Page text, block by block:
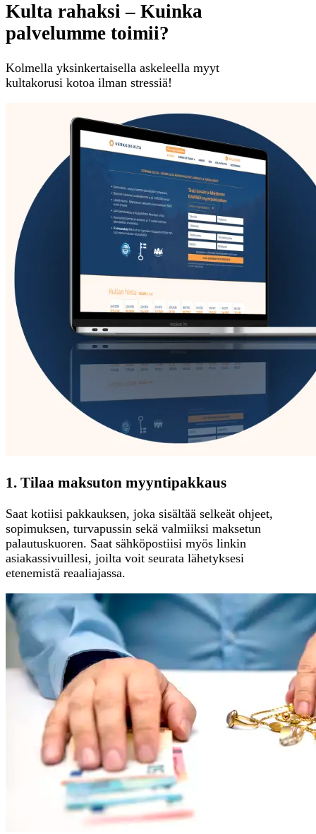
Kulta rahaksi – Kuinka
palvelumme toimii?
Kolmella yksinkertaisella askeleella myyt
kultakorusi kotoa ilman stressiä!
1. Tilaa maksuton myyntipakkaus
Saat kotiisi pakkauksen, joka sisältää selkeät ohjeet,
sopimuksen, turvapussin sekä valmiiksi maksetun
palautuskuoren. Saat sähköpostiisi myös linkin
asiakassivuillesi, joilta voit seurata lähetyksesi
etenemistä reaaliajassa.